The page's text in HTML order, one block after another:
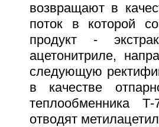
возвращают в
поток в которой
продукт -
ацетонитриле,
следующую
в качестве
теплообменника
отводят